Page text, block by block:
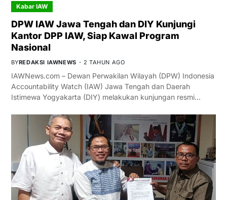
Kabar IAW
DPW IAW Jawa Tengah dan DIY Kunjungi
Kantor DPP IAW, Siap Kawal Program
Nasional
BYREDAKSI IAWNEWS 2 TAHUN AGO
IAWNews.com – Dewan Perwakilan Wilayah (DPW) Indonesia
Accountability Watch (IAW) Jawa Tengah dan Daerah
Istimewa Yogyakarta (DIY) melakukan kunjungan resmi…